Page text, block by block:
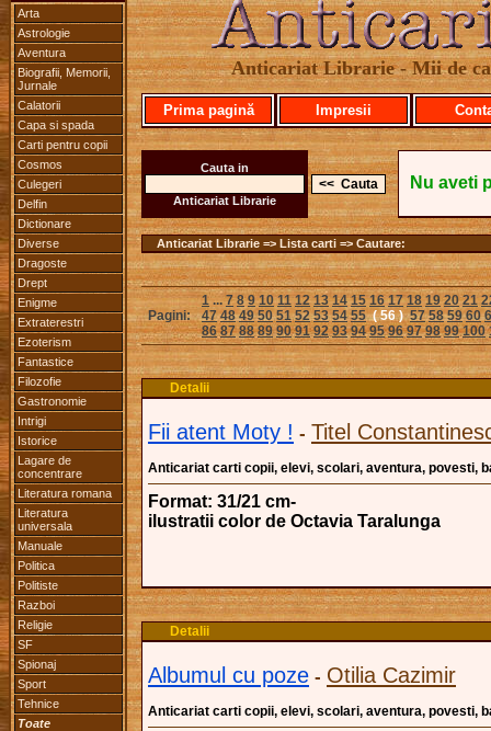
Arta
Astrologie
Aventura
Biografii, Memorii,
Jurnale
Calatorii
Capa si spada
Carti pentru copii
Cosmos
Culegeri
Delfin
Dictionare
Diverse
Dragoste
Drept
Enigme
Extraterestri
Ezoterism
Fantastice
Filozofie
Gastronomie
Intrigi
Istorice
Lagare de
concentrare
Literatura romana
Literatura
universala
Manuale
Politica
Politiste
Razboi
Religie
SF
Spionaj
Sport
Tehnice
Toate
Anticariat Librarie - Mii de
Prima pagină Impresii
Cauta in
Anticariat Librarie
Nu aveti
Anticariat Librarie => Lista carti => Cautare:
Pagini:
1...7 8 9 10 11 12 13 14 15 16 17 18 19 20 21
47 48 49 50 51 52 53 54 55 ( 56 ) 57 58 59 60
86 87 88 89 90 91 92 93 94 95 96 97 98 99 100
Detalii
Fii atent Moty ! - Titel
Anticariat carti copii, elevi, scolari, aventura, povesti,
Format: 31/21 cm-
ilustratii color de Octavia Taralunga
Detalii
Albumul cu poze - Otilia Cazimir
Anticariat carti copii, elevi, scolari, aventura, povesti,